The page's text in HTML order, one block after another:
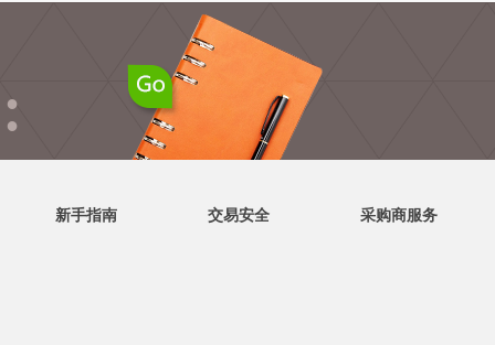
●
●
新手指南 交易安全 采购商服务